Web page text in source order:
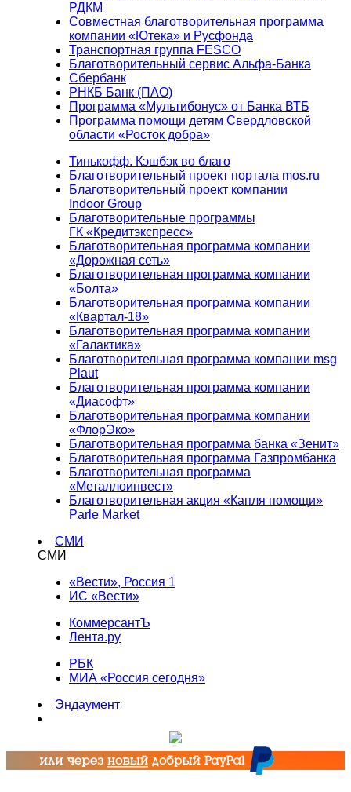
РДКМ
Совместная благотворительная программа
компании «Ютека» и Русфонда
Транспортная группа FESCO
Благотворительный сервис Альфа-Банка
Сбербанк
РНКБ Банк (ПАО)
Программа «Мультибонус» от Банка ВТБ
Программа помощи детям Свердловской
области «Росток добра»
Тинькофф. Кэшбэк во благо
Благотворительный проект портала mos.ru
Благотворительный проект компании
Indoor Group
Благотворительные программы
ГК «Кредитэкспресс»
Благотворительная программа компании
«Дорожная сеть»
Благотворительная программа компании
«Болта»
Благотворительная программа компании
«Квартал-18»
Благотворительная программа компании
«Галактика»
Благотворительная программа компании msg
Plaut
Благотворительная программа компании
«Диасофт»
Благотворительная программа компании
«ФлорЭко»
Благотворительная программа банка «Зенит»
Благотворительная программа Газпромбанка
Благотворительная программа
«Металлоинвест»
Благотворительная акция «Капля помощи»
Parle Market
СМИ
СМИ
«Вести», Россия 1
ИС «Вести»
КоммерсантЪ
Лента.ру
РБК
МИА «Россия сегодня»
Эндаумент